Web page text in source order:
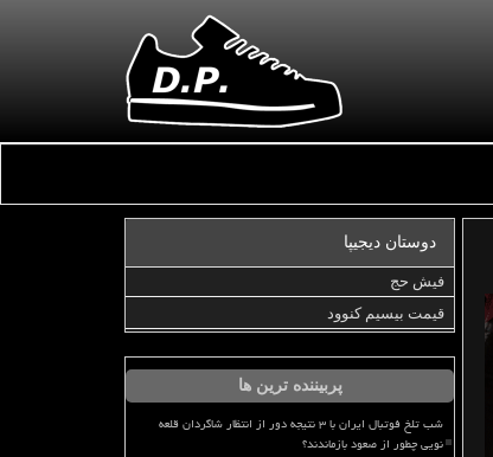
دوستان دیجیپا
فیش حج
قیمت بیسیم کنوود
پربیننده ترین ها
شب تلخ فوتبال ایران با ۳ نتیجه دور از انتظار شاگردان قلعه
نویی چطور از صعود بازماندند؟